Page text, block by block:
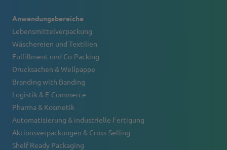
Anwendungsbereiche
Lebensmittelverpackung
Wäschereien und Textilien
Fulfillment und Co-Packing
Drucksachen & Wellpappe
Branding with Banding
Logistik & E-Commerce
Pharma & Kosmetik
Automatisierung & industrielle Fertigung
Aktionsverpackungen & Cross-Selling
Shelf Ready Packaging